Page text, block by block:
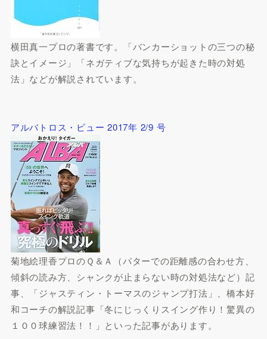
横田真一プロの著書です。「バンカーショットの三つの秘
訣とイメージ」「ネガティブな気持ちが起きた時の対処
法」などが解説されています。
アルバトロス・ビュー 2017年 2/9 号
菊地絵理香プロのＱ＆Ａ（パターでの距離感の合わせ方、
傾斜の読み方、シャンクが止まらない時の対処法など）記
事、「ジャスティン・トーマスのジャンプ打法」、橋本好
和コーチの解説記事「冬にじっくりスイング作り！驚異の
１００球練習法！！」といった記事があります。